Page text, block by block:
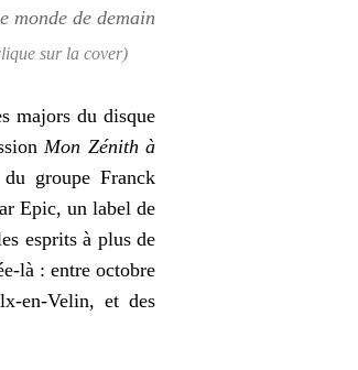
sur la cover)
majors du disque
Mon Zénith à
groupe Franck
Epic, un label de
esprits à plus de
là : entre octobre
en-Velin, et des